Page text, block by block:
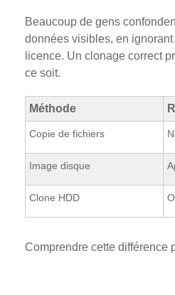
Beaucoup de gens
données visibles, en
licence. Un clonage correct
ce soit.
Méthode
Copie de fichiers
Image disque
Clone HDD
Comprendre cette différence